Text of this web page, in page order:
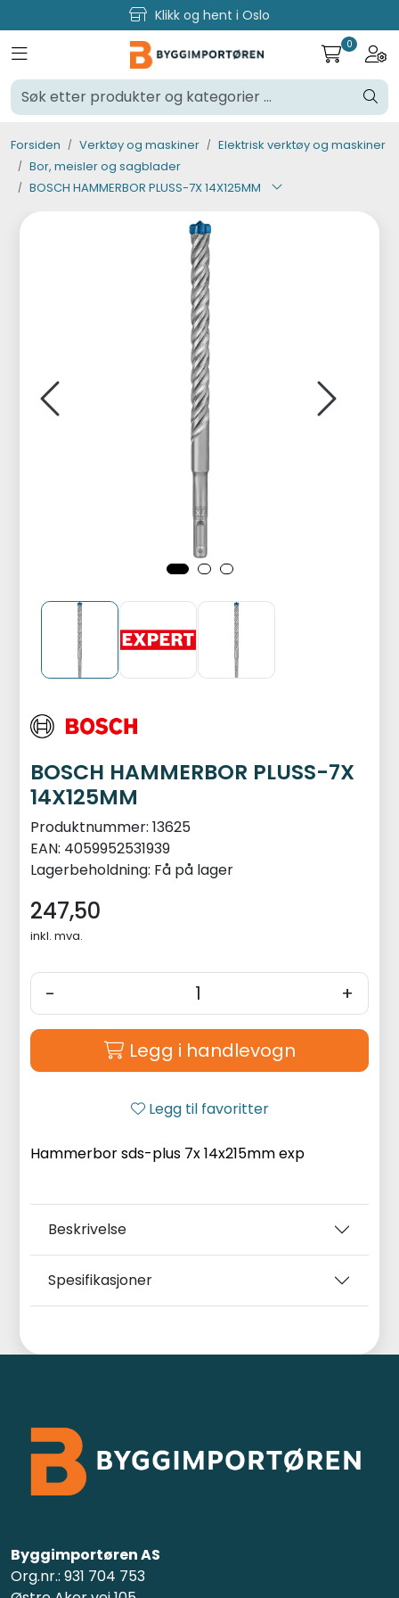
Skip to main content Klikk og hent i Oslo
Toggle navigation 0
Forsiden Verktøy og maskiner
Elektrisk verktøy og maskiner
Bor, meisler og sagblader
BOSCH HAMMERBOR PLUSS-7X 14X125MM
BOSCH HAMMERBOR PLUSS-7X
14X125MM
Produktnummer: 13625
EAN: 4059952531939
Lagerbeholdning: Få på lager
247,50
inkl. mva.
- +
Legg i handlevogn
Legg til favoritter
Hammerbor sds-plus 7x 14x215mm exp
Beskrivelse
Spesifikasjoner
Byggimportøren AS
Org.nr.: 931 704 753
Verktøy og maskiner
Byggevarer
Murer